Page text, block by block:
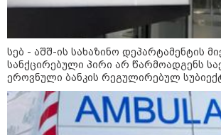
"ბულგარეთის
სივრცეში
ბულგარეთის
კატეგორიის ყველა სიახლე
სებ - აშშ-ის სახაზინო დეპარტამენტის
სანქცირებული პირი არ წარმოადგენს
ეროვნული ბანკის რეგულირებულ